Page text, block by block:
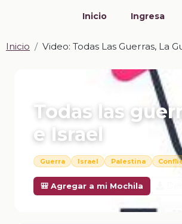
Inicio Ingresa
Inicio Video: Todas Las Guerras, La
Todas las
e Israel
Guerra Israel Palestina
🎒 Agregar a mi Mochila